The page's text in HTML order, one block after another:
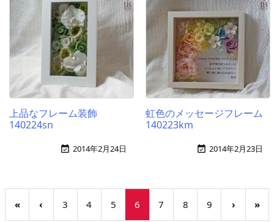
上品なフレーム装飾
140224sn
 2014年2月24日
虹色のメッセージフレーム
140223km
 2014年2月23日
« ‹ 3 4 5 6 7 8 9 › »